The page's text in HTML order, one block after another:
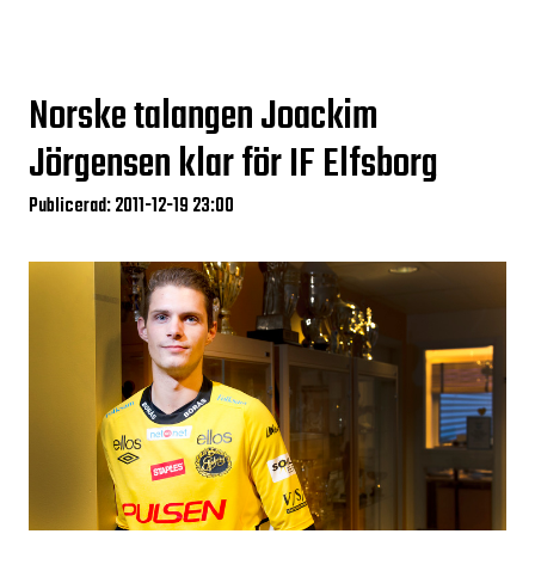
Norske talangen Joackim
Jörgensen klar för IF Elfsborg
Publicerad: 2011-12-19 23:00